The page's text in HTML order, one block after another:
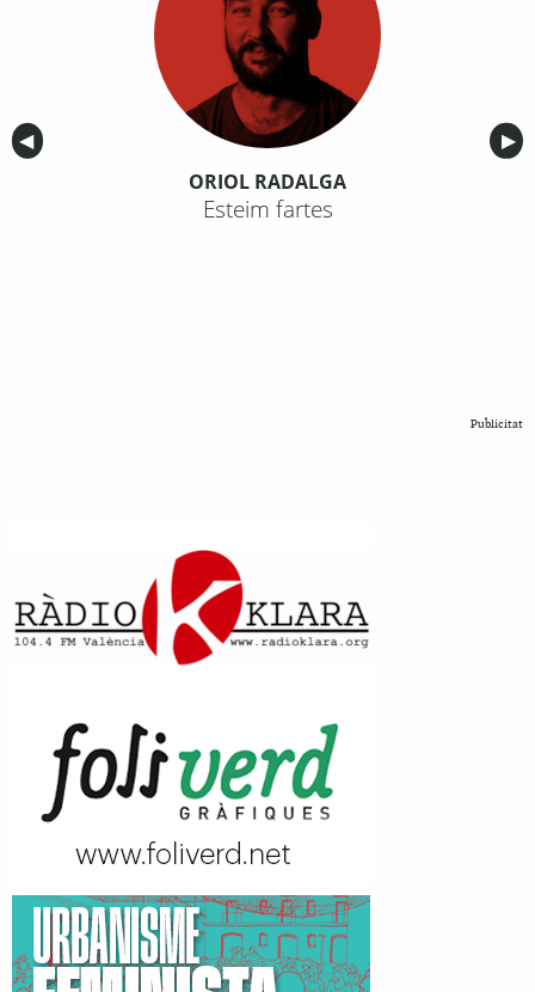
Anterior
◀︎ ▶︎
ORIOL RADALGA
Esteim fartes
Publicitat